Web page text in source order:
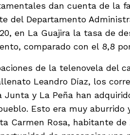
dan cuenta de la
del Departamento
en La Guajira la tasa de
comparado con el 8,8
de la telenovela del
Leandro Díaz, los
Junta y La Peña han
Esto era muy aburrido
Carmen Rosa, habitante